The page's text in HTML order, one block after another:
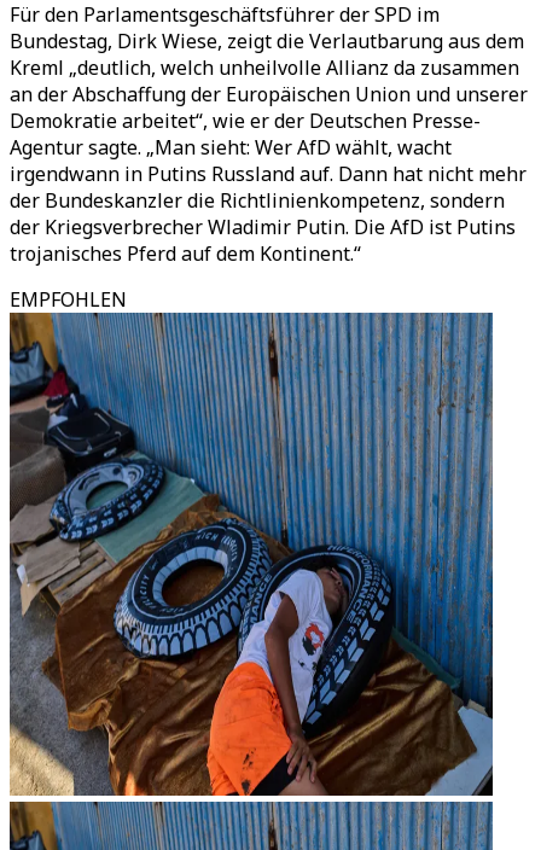
Für den Parlamentsgeschäftsführer der SPD im
Bundestag, Dirk Wiese, zeigt die Verlautbarung aus dem
Kreml „deutlich, welch unheilvolle Allianz da zusammen
an der Abschaffung der Europäischen Union und unserer
Demokratie arbeitet“, wie er der Deutschen Presse-
Agentur sagte. „Man sieht: Wer AfD wählt, wacht
irgendwann in Putins Russland auf. Dann hat nicht mehr
der Bundeskanzler die Richtlinienkompetenz, sondern
der Kriegsverbrecher Wladimir Putin. Die AfD ist Putins
trojanisches Pferd auf dem Kontinent.“
EMPFOHLEN